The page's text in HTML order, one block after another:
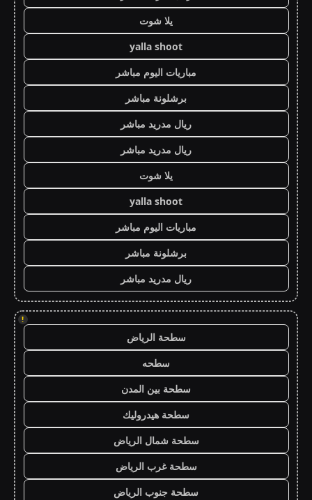
يلا شوت
yalla shoot
مباريات اليوم مباشر
برشلونة مباشر
ريال مدريد مباشر
ريال مدريد مباشر
يلا شوت
yalla shoot
مباريات اليوم مباشر
برشلونة مباشر
ريال مدريد مباشر
!
سطحة الرياض
سطحه
سطحة بين المدن
سطحة هيدروليك
سطحة شمال الرياض
سطحة غرب الرياض
سطحة جنوب الرياض